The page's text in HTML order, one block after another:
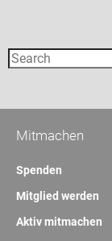
Mitmachen
Spenden
Mitglied werden
Aktiv mitmachen